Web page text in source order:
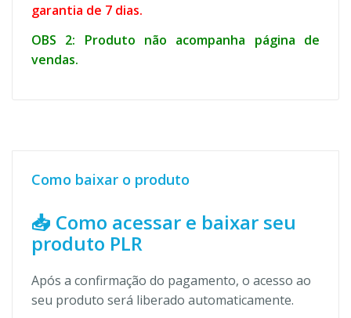
garantia de 7 dias.
OBS 2: Produto não acompanha página de
vendas.
Como baixar o produto
📥 Como acessar e baixar seu
produto PLR
Após a confirmação do pagamento, o acesso ao
seu produto será liberado automaticamente.